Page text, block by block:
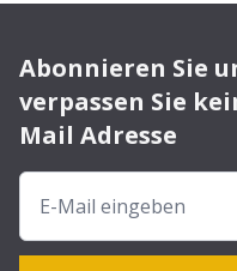
Abonnieren Sie
verpassen Sie
Mail Adresse